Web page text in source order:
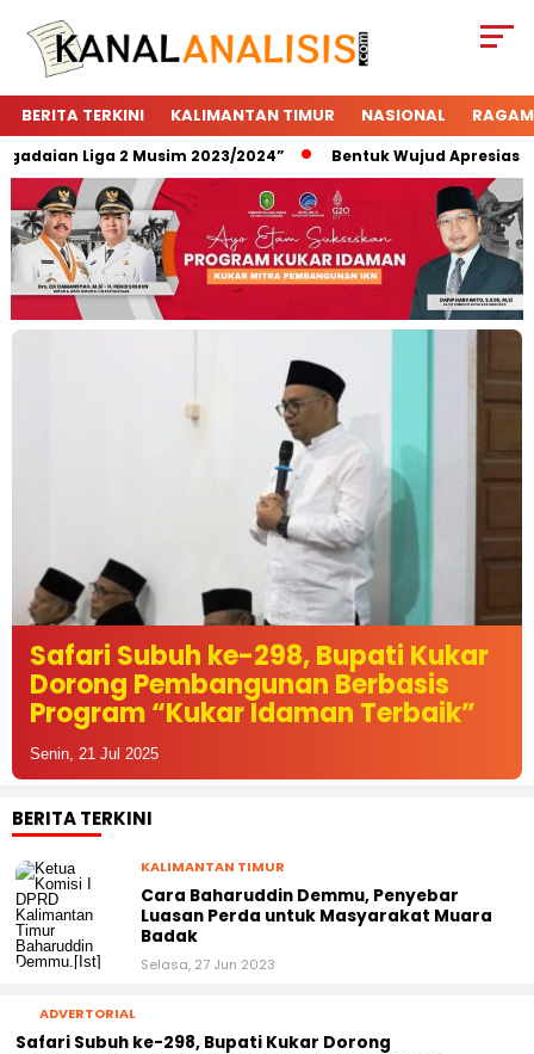
BERITA TERKINI KALIMANTAN TIMUR NASIONAL RAGAM
Liga 2 Musim 2023/2024” Bentuk Wujud Apresiasi
DPMD Kukar Pastikan
Bankeu Desa Lebih
Tepat Sasaran
Minggu, 20 Jul 2025
BERITA TERKINI
KALIMANTAN TIMUR
Cara Baharuddin Demmu, Penyebar
Luasan Perda untuk Masyarakat Muara
Badak
Selasa, 27 Jun 2023
ADVERTORIAL
Safari Subuh ke-298, Bupati Kukar Dorong